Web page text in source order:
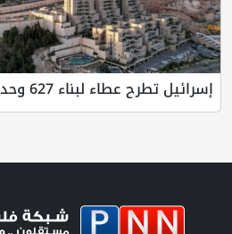
إسرائيل تطرح عطاء لبناء 627 وحدة استيطان...